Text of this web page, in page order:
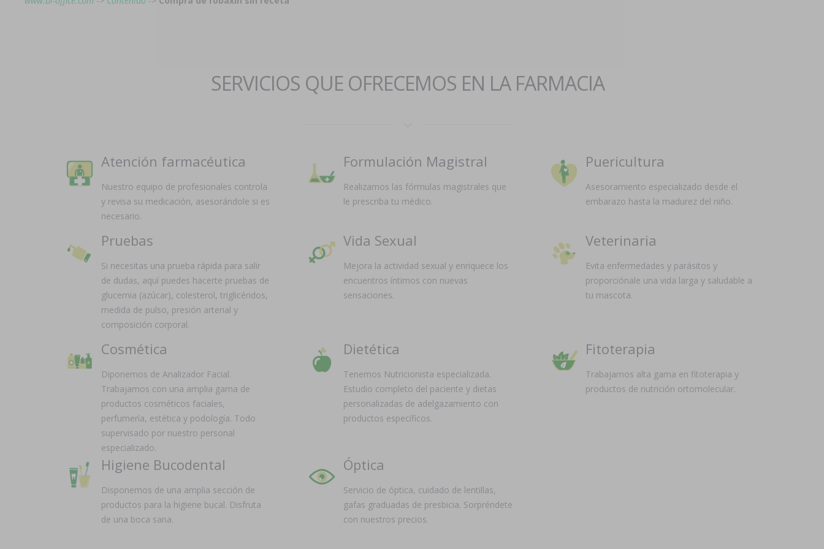
SERVICIOS QUE OFRECEMOS EN LA FARMACIA
Atención farmacéutica
Nuestro equipo de profesionales controla
y revisa su medicación, asesorándole si es
necesario.
Formulación Magistral
Realizamos las fórmulas magistrales que
le prescriba tu médico.
Puericultura
Asesoramiento especializado desde el
embarazo hasta la madurez del niño.
Pruebas
Si necesitas una prueba rápida para salir
de dudas, aquí puedes hacerte pruebas de
glucemia (azúcar), colesterol, triglicéridos,
medida de pulso, presión arterial y
composición corporal.
Vida Sexual
Mejora la actividad sexual y enriquece los
encuentros íntimos con nuevas
sensaciones.
Veterinaria
Evita enfermedades y parásitos y
proporciónale una vida larga y saludable a
tu mascota.
Cosmética
Diponemos de Analizador Facial.
Trabajamos con una amplia gama de
productos cosméticos faciales,
perfumería, estética y podología. Todo
supervisado por nuestro personal
especializado.
Dietética
Tenemos Nutricionista especializada.
Estudio completo del paciente y dietas
personalizadas de adelgazamiento con
productos específicos.
Fitoterapia
Trabajamos alta gama en fitoterapia y
productos de nutrición ortomolecular.
Higiene Bucodental
Disponemos de una amplia sección de
productos para la higiene bucal. Disfruta
de una boca sana.
Óptica
Servicio de óptica, cuidado de lentillas,
gafas graduadas de presbicia. Sorpréndete
con nuestros precios.